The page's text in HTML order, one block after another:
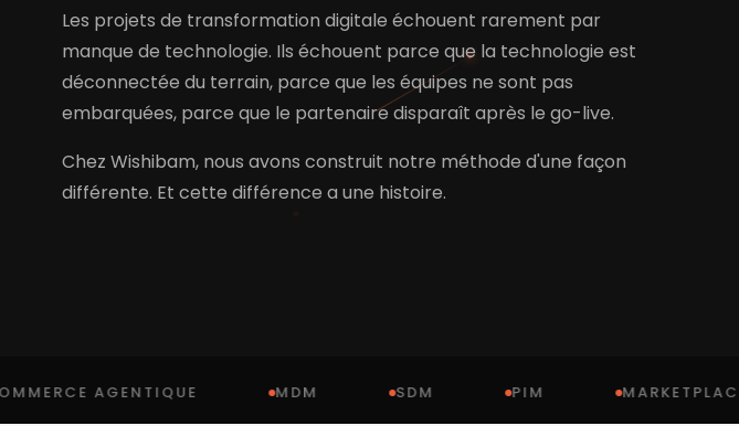
Les projets de transformation digitale échouent rarement par
manque de technologie. Ils échouent parce que la technologie est
déconnectée du terrain, parce que les équipes ne sont pas
embarquées, parce que le partenaire disparaît après le go-live.
Chez Wishibam, nous avons construit notre méthode d'une façon
différente. Et cette différence a une histoire.
AGENTIQUE MDM SDM PIM MARKETPLACE